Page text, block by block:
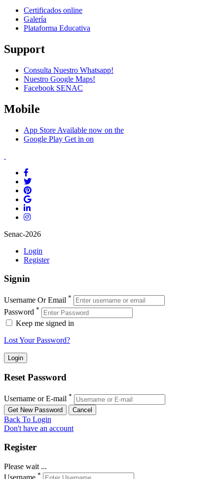
Certificados online
Galería
Plataforma Educativa
Support
Consulta Nuestro Whatsapp!
Nuestro Google Maps!
Facebook SENAC
Mobile
App Store Available now on the
Google Play Get in on
Senac-2026
Login
Register
Signin
Username Or Email *
Password *
Keep me signed in
Lost Your Password?
Reset Password
Username or E-mail *
Back To Login
Don't have an account
Register
Please wait ...
*